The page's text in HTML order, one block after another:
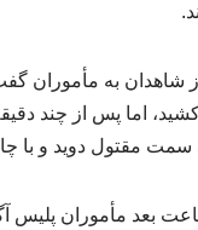
شاهدان به مأموران
اما پس از چند
سمت مقتول دوید و با
بعد مأموران پلیس